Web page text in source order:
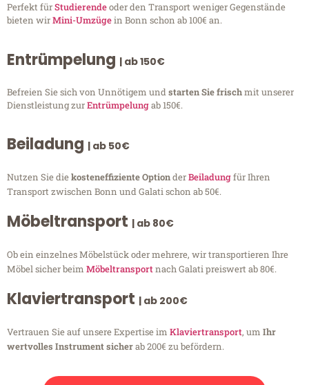
Perfekt fürStudierendeoder den Transport weniger Gegenstände
bieten wirMini-Umzügein Bonn schon ab 100€ an.
Entrümpelung | ab 150€
Befreien Sie sich von Unnötigem undstarten Sie frischmit unserer
Dienstleistung zurEntrümpelungab 150€.
Beiladung | ab 50€
Nutzen Sie diekosteneffiziente OptionderBeiladungfür Ihren
Transport zwischen Bonn und Galati schon ab 50€.
Möbeltransport | ab 80€
Ob ein einzelnes Möbelstück oder mehrere, wir transportieren Ihre
Möbel sicher beim Möbeltransportnach Galati preiswert ab 80€.
Klaviertransport | ab 200€
Vertrauen Sie auf unsere Expertise im Klaviertransport, um Ihr
wertvolles Instrument sicherab 200€ zu befördern.